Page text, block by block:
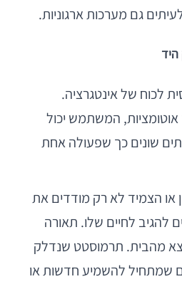
גם מערכות ארגוניות.
לכוח של אינטגרציה.
המשתמש יכול
שונים כך שפעולה אחת
או הצמיד לא רק מודדים את
לחיים שלו. תאורה
מהבית. תרמוסטט שנדלק
שמתחיל להשמיע חדשות או